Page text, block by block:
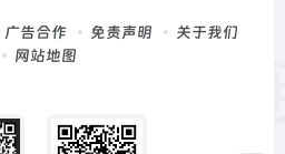
广告合作 免责声明
关于我们
网站地图